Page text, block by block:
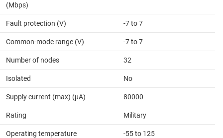
(Mbps)
Fault protection (V) -7 to 7
Common-mode range (V) -7 to 7
Number of nodes 32
Isolated No
Supply current (max) (µA) 80000
Rating Military
Operating temperature
-55 to 125